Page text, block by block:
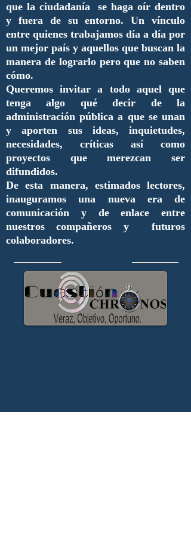
que la ciudadanía se haga oír dentro
y fuera de su entorno. Un vínculo
entre quienes trabajamos día a día por
un mejor país y aquellos que buscan la
manera de lograrlo pero que no saben
cómo.
Queremos invitar a todo aquel que
tenga algo qué decir de la
administración pública a que se unan
y aporten sus ideas, inquietudes,
necesidades, críticas así como
proyectos que merezcan ser
difundidos.
De esta manera, estimados lectores,
inauguramos una nueva era de
comunicación y de enlace entre
nuestros compañeros y futuros
colaboradores.